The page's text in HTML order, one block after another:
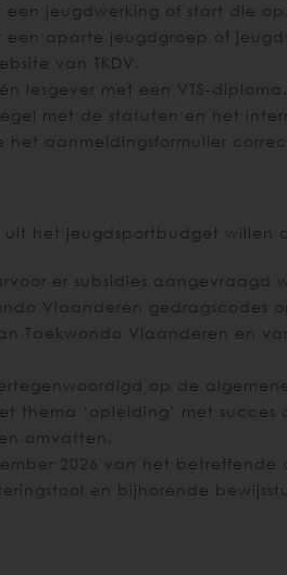
jeugdwerking of start die op.
aparte jeugdgroep of
van TKDV.
lesgever met een VTS-diploma.
met de statuten en het
aanmeldingsformulier
uit het jeugdsportbudget
er subsidies
Vlaanderen gedragscodes
Taekwondo Vlaanderen en
op de
thema ‘opleiding’ met
omvatten.
2026 van het betreffende
en bijhorende